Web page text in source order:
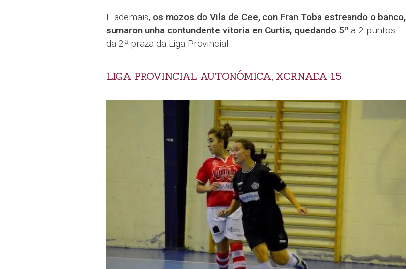
E ademais, os mozos do Vila de Cee, con Fran Toba estreando o banco,
sumaron unha contundente vitoria en Curtis, quedando 5º a 2 puntos
da 2ª praza da Liga Provincial.
LIGA PROVINCIAL AUTONÓMICA, XORNADA 15